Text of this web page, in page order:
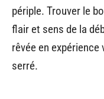
périple. Trouver le
flair et sens de la
rêvée en
serré.